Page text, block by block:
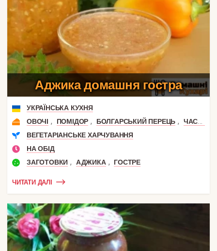
Аджика домашня гостра
УКРАЇНСЬКА КУХНЯ
ОВОЧІ , ПОМІДОР , БОЛГАРСЬКИЙ ПЕРЕЦЬ ,
ЧАСНИК
ВЕГЕТАРІАНСЬКЕ ХАРЧУВАННЯ
НА ОБІД
ЗАГОТОВКИ , АДЖИКА , ГОСТРЕ
ЧИТАТИ ДАЛІ